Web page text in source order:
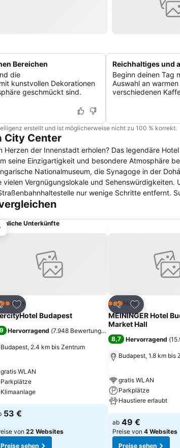
Bereichen
die
kunstvollen Dekorationen
geschmückt sind.
Reichhaltiges und
Beginn deinen Tag
Auswahl an
verschiedenen
erstellt und ist möglicherweise nicht zu 100 % korrekt.
City Center
Herzen der Innenstadt erholen? Das legendäre
seine Einzigartigkeit und besondere Atmosphäre
Nationalmuseum, die Synagoge in der
Vergnügungslokale und
nur wenige Schritte entfernt. Suchen Sie einen Veranstaltungsort? Das im
im Stadtzentrum eignet sich hervorragend sowohl
Unterkünfte
Zu Favoriten hinzufügen
Hotel
Budapest
Hervorragend (7.948 Bewertungen
Budapest, 2.4 km bis Zentrum
gratis WLAN
Parkplätze
Klimaanlage
53 €
von 22 Websites
Preise sehen
Teilen
Zu Favoriten
3 SterneHotel
MEININGER Hotel
Market Hall
8,7 Hervorragend (
Budapest, 1.8 km bis
gratis WLAN
Parkplätze
Haustiere erlaubt
ab 49 €
Preise von 4 Websites
Preise sehen